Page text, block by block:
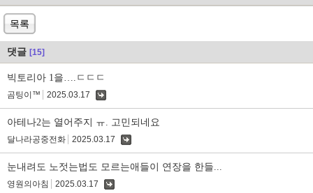
목록
댓글 [15]
빅토리아 1을….ㄷㄷㄷ
곰팅이™ 2025.03.17
아테나2는 열어주지 ㅠ. 고민되네요
달나라공중전화 2025.03.17
눈내려도 노젓는법도 모르는애들이 연장을 한들...
영원의아침 2025.03.17